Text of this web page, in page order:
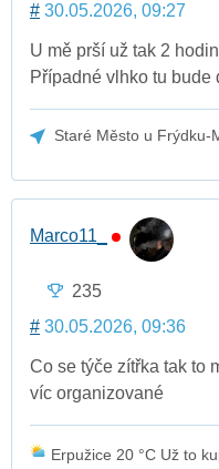
# 30.05.2026, 09:27
U mě prší už tak 2
Případné vlhko tu bude
Staré Město u Frýdku-
Marco11_
235
# 30.05.2026, 09:36
Co se týče zítřka tak to
víc organizované
Erpužice 20 °C Už to